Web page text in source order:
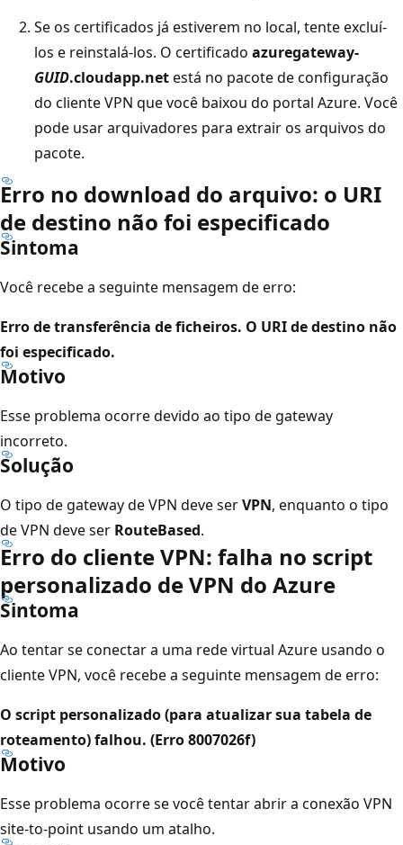
Se os certificados já estiverem no local, tente excluí-
los e reinstalá-los. O certificado azuregateway-
GUID.cloudapp.netestá no pacote de configuração
do cliente VPN que você baixou do portal Azure. Você
pode usar arquivadores para extrair os arquivos do
pacote.
Erro no download do arquivo: o URI
de destino não foi especificado
Sintoma
Você recebe a seguinte mensagem de erro:
Erro de transferência de ficheiros. O URI de destino não
foi especificado.
Motivo
Esse problema ocorre devido ao tipo de gateway
incorreto.
Solução
O tipo de gateway de VPN deve serVPN, enquanto o tipo
de VPN deve ser RouteBased.
Erro do cliente VPN: falha no script
personalizado de VPN do Azure
Sintoma
Ao tentar se conectar a uma rede virtual Azure usando o
cliente VPN, você recebe a seguinte mensagem de erro:
O script personalizado (para atualizar sua tabela de
roteamento) falhou. (Erro 8007026f)
Motivo
Esse problema ocorre se você tentar abrir a conexão VPN
site-to-point usando um atalho.